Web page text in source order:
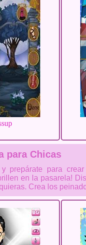
para Chicas
prepárate para
en la pasarela!
Crea los